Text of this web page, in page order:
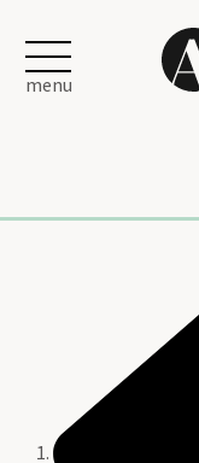
menu